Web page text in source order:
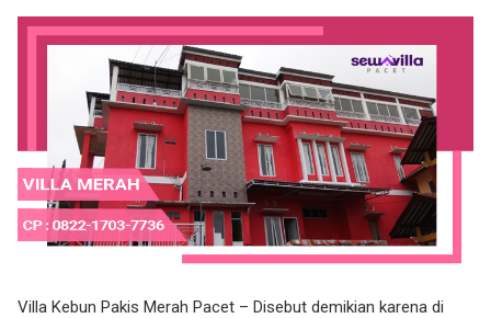
Villa Kebun Pakis Merah Pacet – Disebut demikian karena di